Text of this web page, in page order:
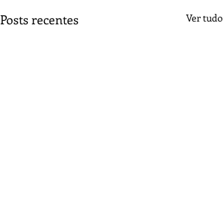
Posts recentes Ver tudo